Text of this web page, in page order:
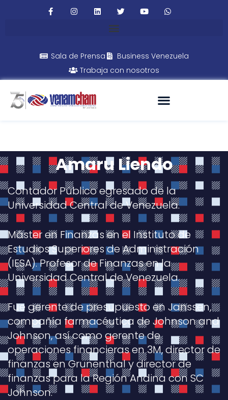
Sala de Prensa
Business Venezuela
Trabaja con nosotros
Amaru Liendo
Contador Público egresado de la
Universidad Central de Venezuela.
Máster en Finanzas en el Instituto de
Estudios Superiores de Administración
(IESA). Profesor de Finanzas en la
Universidad Central de Venezuela.
Fue gerente de presupuesto en Janssen,
compañía farmacéutica de Johnson and
Johnson, así como gerente de
operaciones financieras en 3M, director de
finanzas en Grunenthal y director de
finanzas para la Región Andina con SC
Johnson.